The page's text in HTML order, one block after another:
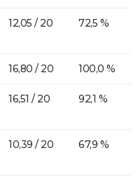
12,05 / 20 72,5 %
16,80 / 20 100,0 %
16,51 / 20 92,1 %
10,39 / 20 67,9 %